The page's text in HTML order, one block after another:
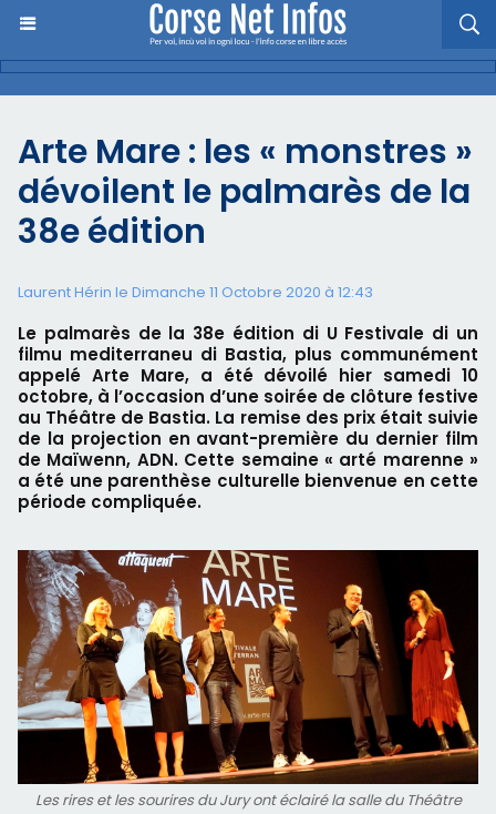
Arte Mare : les « monstres »
dévoilent le palmarès de la
38e édition
Laurent Hérin le Dimanche 11 Octobre 2020 à 12:43
Le palmarès de la 38e édition di U Festivale di un
filmu mediterraneu di Bastia, plus communément
appelé Arte Mare, a été dévoilé hier samedi 10
octobre, à l’occasion d’une soirée de clôture festive
au Théâtre de Bastia. La remise des prix était suivie
de la projection en avant-première du dernier film
de Maïwenn, ADN. Cette semaine « arté marenne »
a été une parenthèse culturelle bienvenue en cette
période compliquée.
Les rires et les sourires du Jury ont éclairé la salle du Théâtre